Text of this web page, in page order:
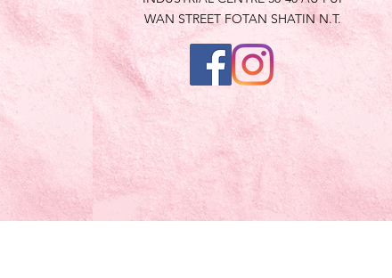
WAN STREET FOTAN SHATIN N.T.